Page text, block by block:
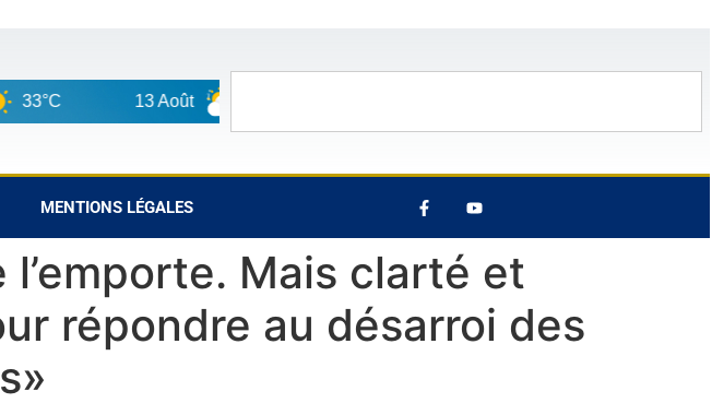
33°C 13 Août
MENTIONS LÉGALES
l’emporte. Mais clarté et
répondre au désarroi des